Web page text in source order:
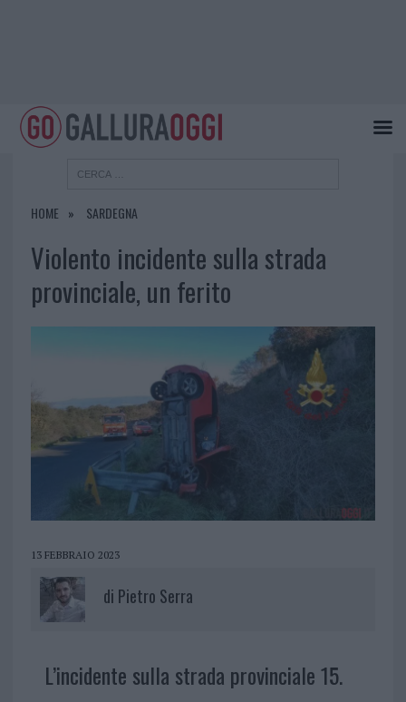
HOME SARDEGNA
Violento incidente sulla strada
provinciale, un ferito
13 FEBBRAIO 2023
di Pietro Serra
L’incidente sulla strada provinciale 15.